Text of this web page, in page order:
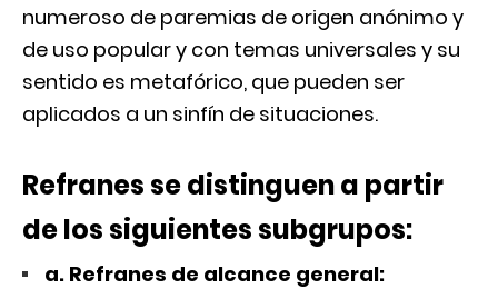
numeroso de paremias de origen anónimo y
de uso popular y con temas universales y su
sentido es metafórico, que pueden ser
aplicados a un sinfín de situaciones.
Refranes se distinguen a partir
de los siguientes subgrupos:
a. Refranes de alcance general: